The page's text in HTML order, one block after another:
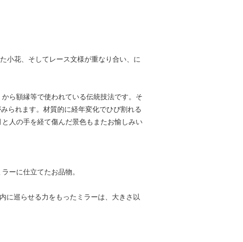
小花、そしてレース文様が重なり合い、に
ら額縁等で使われている伝統技法です。そ
られます。材質的に経年変化でひび割れる
人の手を経て傷んだ景色もまたお愉しみい
ーに仕立てたお品物。
に巡らせる力をもったミラーは、大きさ以